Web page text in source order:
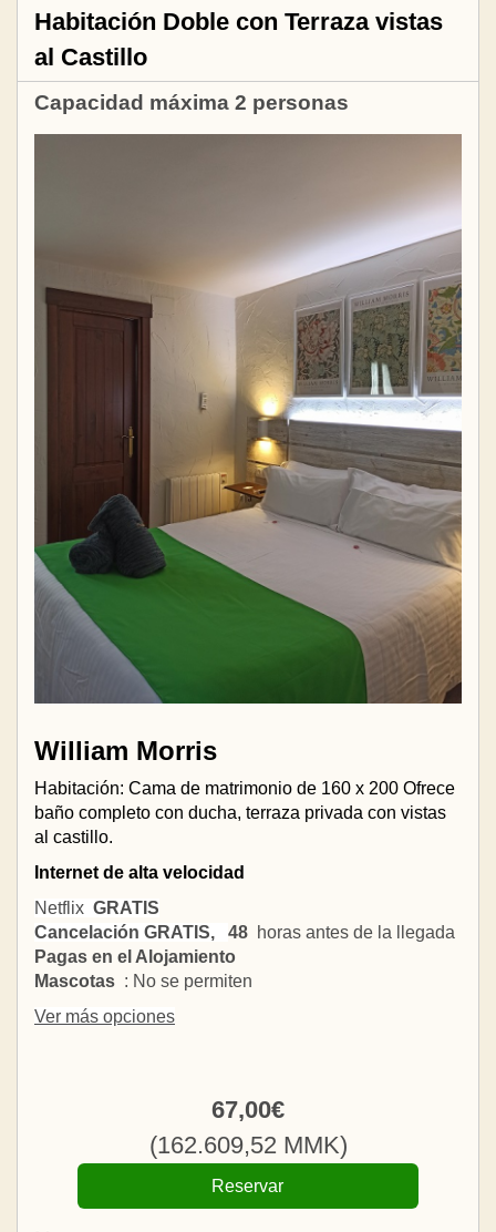
Habitación Doble con Terraza vistas
al Castillo
Capacidad máxima 2 personas
William Morris
Habitación: Cama de matrimonio de 160 x 200 Ofrece
baño completo con ducha, terraza privada con vistas
al castillo.
Internet de alta velocidad
Netflix GRATIS
Cancelación GRATIS, 48 horas antes de la llegada
Pagas en el Alojamiento
Mascotas : No se permiten
Ver más opciones
67,00€
(162.609,52 MMK)